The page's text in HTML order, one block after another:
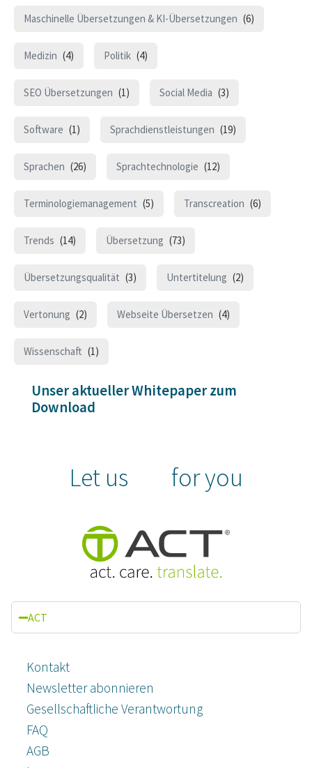
Maschinelle Übersetzungen & KI-Übersetzungen (6)
Medizin (4) Politik (4)
SEO Übersetzungen (1) Social Media (3)
Software (1) Sprachdienstleistungen (19)
Sprachen (26) Sprachtechnologie (12)
Terminologiemanagement (5) Transcreation (6)
Trends (14) Übersetzung (73)
Übersetzungsqualität (3) Untertitelung (2)
Vertonung (2) Webseite Übersetzen (4)
Wissenschaft (1)
Unser aktueller Whitepaper zum
Download
Let us for you
ACT
Kontakt
Newsletter abonnieren
Gesellschaftliche Verantwortung
FAQ
AGB